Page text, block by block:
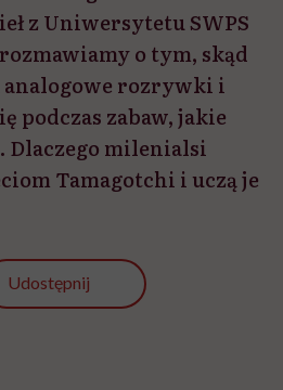
z Uniwersytetu SWPS
o tym, skąd
analogowe rozrywki i
podczas zabaw, jakie
Dlaczego milenialsi
Tamagotchi i uczą je
Udostępnij